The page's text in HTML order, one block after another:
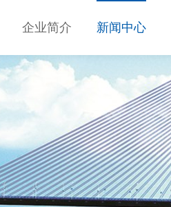
企业简介 新闻中心